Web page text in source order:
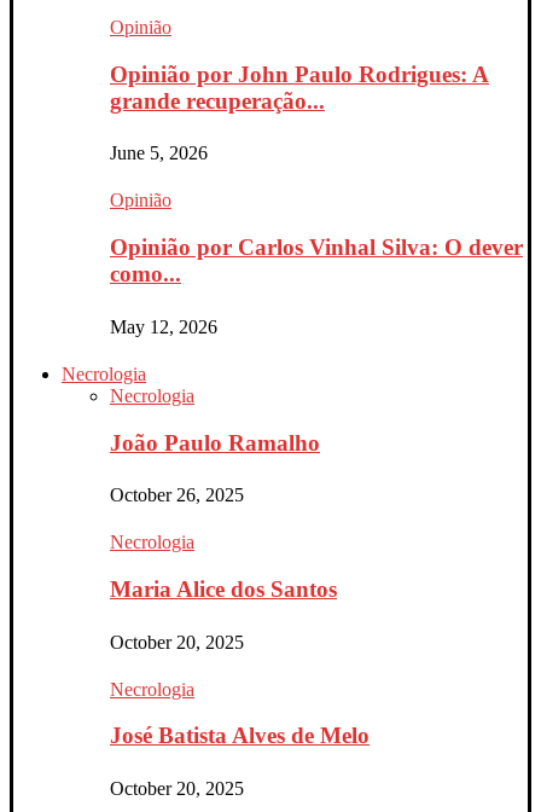
Opinião
Opinião por John Paulo Rodrigues: A
grande recuperação...
June 5, 2026
Opinião
Opinião por Carlos Vinhal Silva: O dever
como...
May 12, 2026
Necrologia
Necrologia
João Paulo Ramalho
October 26, 2025
Necrologia
Maria Alice dos Santos
October 20, 2025
Necrologia
José Batista Alves de Melo
October 20, 2025